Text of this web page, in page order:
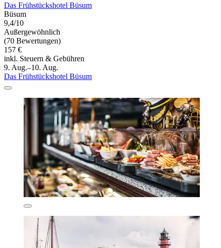
Das Frühstückshotel Büsum
Büsum
9,4/10
Außergewöhnlich
(70 Bewertungen)
157 €
inkl. Steuern & Gebühren
9. Aug.–10. Aug.
Das Frühstückshotel Büsum